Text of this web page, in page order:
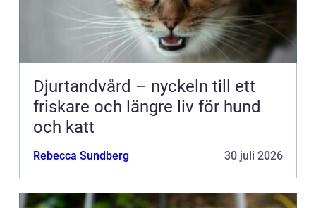
Djurtandvård – nyckeln till ett
friskare och längre liv för hund
och katt
Rebecca Sundberg 30 juli 2026